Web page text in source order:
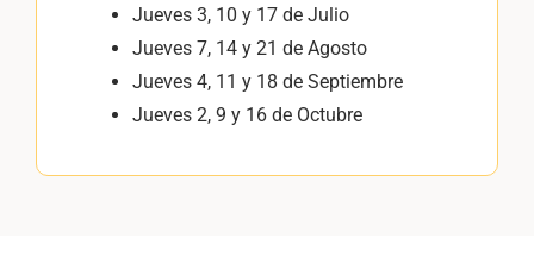
Jueves 3, 10 y 17 de Julio
Jueves 7, 14 y 21 de Agosto
Jueves 4, 11 y 18 de Septiembre
Jueves 2, 9 y 16 de Octubre